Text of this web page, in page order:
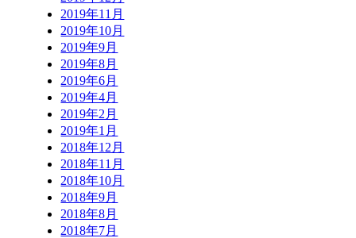
2019年11月
2019年10月
2019年9月
2019年8月
2019年6月
2019年4月
2019年2月
2019年1月
2018年12月
2018年11月
2018年10月
2018年9月
2018年8月
2018年7月